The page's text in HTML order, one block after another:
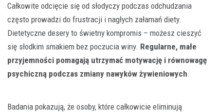
Całkowite odcięcie się od słodyczy podczas odchudzania
często prowadzi do frustracji i nagłych załamań diety.
Dietetyczne desery to świetny kompromis – możesz cieszyć
się słodkim smakiem bez poczucia winy. Regularne, małe
przyjemności pomagają utrzymać motywację i równowagę
psychiczną podczas zmiany nawyków żywieniowych.
Badania pokazują, że osoby, które całkowicie eliminują